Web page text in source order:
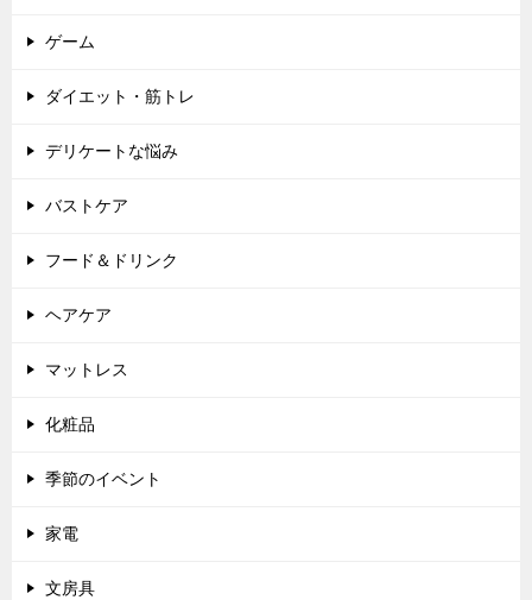
ゲーム
ダイエット・筋トレ
デリケートな悩み
バストケア
フード＆ドリンク
ヘアケア
マットレス
化粧品
季節のイベント
家電
文房具